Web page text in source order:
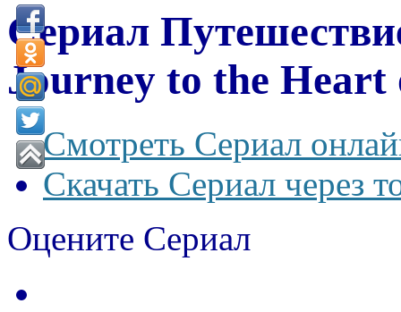
Сериал
Journey to the
Смотреть Сериал
Скачать Сериал через
Оцените Сериал